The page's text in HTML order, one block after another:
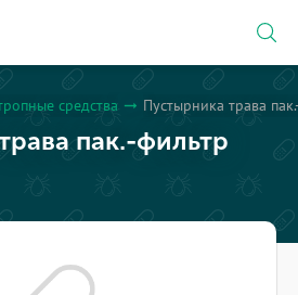
средства arrow_right_alt Пустырника трава
пак.-фильтр